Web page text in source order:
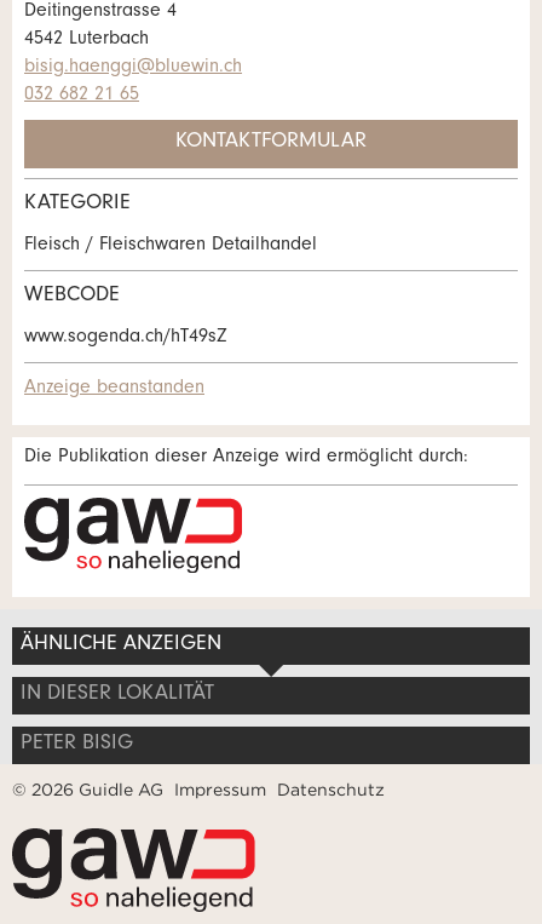
Anzeige unvollständig
Nachricht
* Eingabe erforderlich
Zur Qualitätssicherung wird eine Kopie der E-Mail an
guidle übermittelt.
Schliessen
ANZEIGE WEITEREMPFEHLEN
Schliessen
Deitingenstrasse 4
4542 Luterbach
bisig.haenggi@bluewin.ch
032 682 21 65
KONTAKTFORMULAR
Kontakt
Verfassen Sie eine Nachricht für die
Kontaktpersonen dieser Anzeige.
Adresse
KATEGORIE
Fleisch / Fleischwaren Detailhandel
WEBCODE
www.sogenda.ch/hT49sZ
Anzeige beanstanden
Die Publikation dieser Anzeige wird ermöglicht durch:
ÄHNLICHE ANZEIGEN
IN DIESER LOKALITÄT
PETER BISIG
© 2026 Guidle AG Impressum Datenschutz